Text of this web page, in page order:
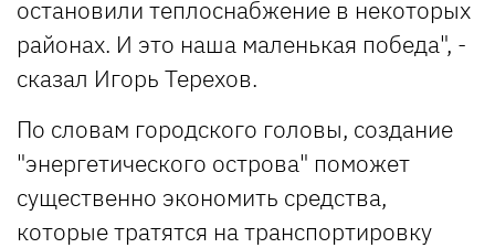
остановили теплоснабжение в некоторых
районах. И это наша маленькая победа", -
сказал Игорь Терехов.
По словам городского головы, создание
"энергетического острова" поможет
существенно экономить средства,
которые тратятся на транспортировку